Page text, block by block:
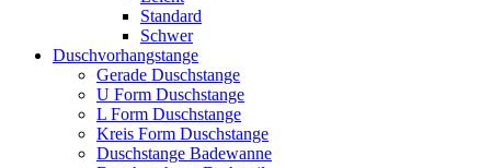
Standard
Schwer
Duschvorhangstange
Gerade Duschstange
U Form Duschstange
L Form Duschstange
Kreis Form Duschstange
Duschstange Badewanne